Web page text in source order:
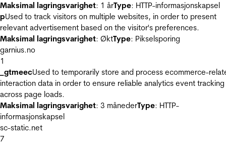
Maksimal lagringsvarighet: 1 årType: HTTP-informasjonskapsel
pUsed to track visitors on multiple websites, in order to present
relevant advertisement based on the visitor's preferences.
Maksimal lagringsvarighet: ØktType: Pikselsporing
garnius.no
1
_gtmeecUsed to temporarily store and process ecommerce-
interaction data in order to ensure reliable analytics event tracking
across page loads.
Maksimal lagringsvarighet: 3 månederType: HTTP-
informasjonskapsel
sc-static.net
7